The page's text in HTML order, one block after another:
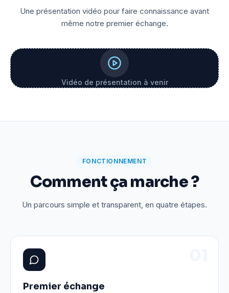
Une présentation vidéo pour faire connaissance avant
même notre premier échange.
Vidéo de présentation à venir
FONCTIONNEMENT
Comment ça marche ?
Un parcours simple et transparent, en quatre étapes.
Premier échange